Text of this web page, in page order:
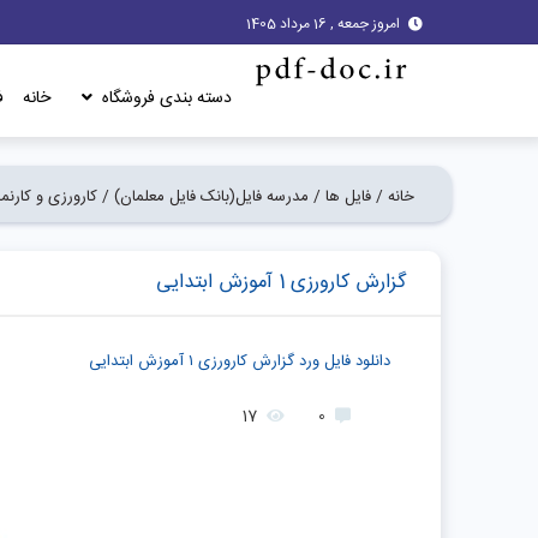
امروز جمعه , 16 مرداد 1405
دسته بندی فروشگاه خانه
خانه /فایل ها / مدرسه فایل(بانک فایل معلمان) /کارورزی و
گزارش کارورزی 1 آموزش ابتدایی
دانلود فایل ورد گزارش کارورزی ۱ آموزش ابتدایی
0
17